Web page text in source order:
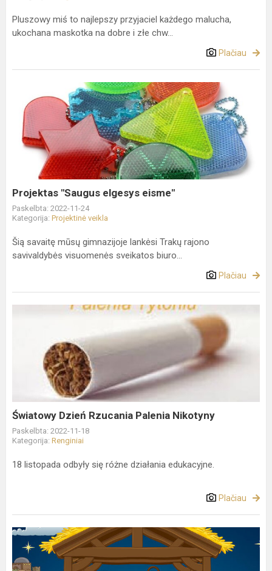
Pluszowy miś to najlepszy przyjaciel każdego malucha,
ukochana maskotka na dobre i złe chw...
Plačiau
"Saugus
elgesys
eisme"
Projektas "Saugus elgesys eisme"
Paskelbta: 2022-11-24
Kategorija: Projektinė veikla
Šią savaitę mūsų gimnazijoje lankėsi Trakų rajono
savivaldybės visuomenės sveikatos biuro...
Plačiau
Nikotyny
Światowy Dzień Rzucania Palenia Nikotyny
Paskelbta: 2022-11-18
Kategorija: Renginiai
18 listopada odbyły się różne działania edukacyjne.
Plačiau
KONKURS
ŚWIĄTECZNY
„SZOPKA